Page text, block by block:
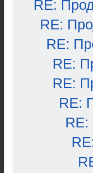
RE:
RE:
RE:
RE:
RE:
RE: